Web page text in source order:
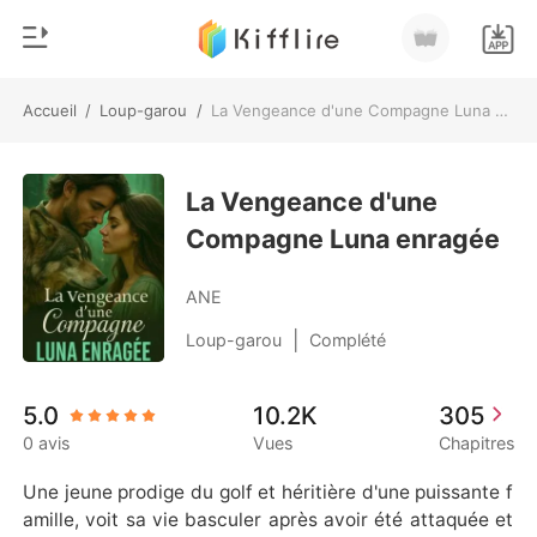
Accueil / Loup-garou / La Vengeance d'une Compagne Luna enragée
0
Recharger
Historique
Déconnexion
Télécharger l'appli
Genre
Moderne
Loup-garou
Nouvelle
Milliardaire
La Vengeance d'une
Compagne Luna enragée
ANE
Loup-garou Complété
5.0
0 avis
10.2K
Vues
305
Chapitres
Une jeune prodige du golf et héritière d'une puissante f
amille, voit sa vie basculer après avoir été attaquée et